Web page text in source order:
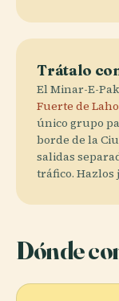
Trátalo
El Minar-E-
Fuerte de
único grupo
borde de la
salidas
tráfico. Hazlos
Dónde